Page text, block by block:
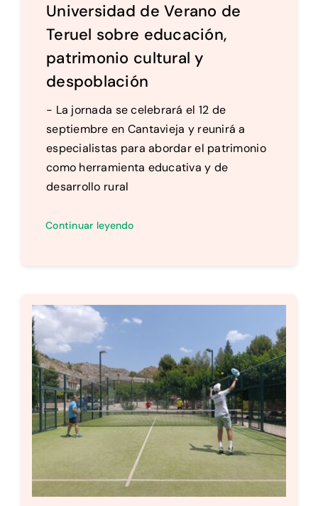
Universidad de Verano de
Teruel sobre educación,
patrimonio cultural y
despoblación
- La jornada se celebrará el 12 de
septiembre en Cantavieja y reunirá a
especialistas para abordar el patrimonio
como herramienta educativa y de
desarrollo rural
Continuar leyendo